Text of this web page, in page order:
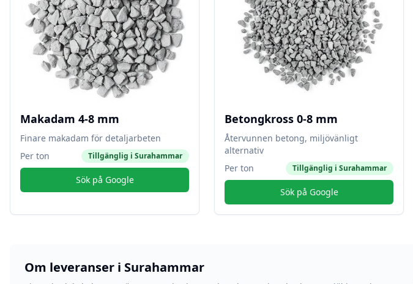
Makadam 4-8 mm
Finare makadam för detaljarbeten
Per ton
Tillgänglig i Surahammar
Sök på Google
Betongkross 0-8 mm
Återvunnen betong, miljövänligt
alternativ
Per ton
Tillgänglig i Surahammar
Sök på Google
Om leveranser i Surahammar